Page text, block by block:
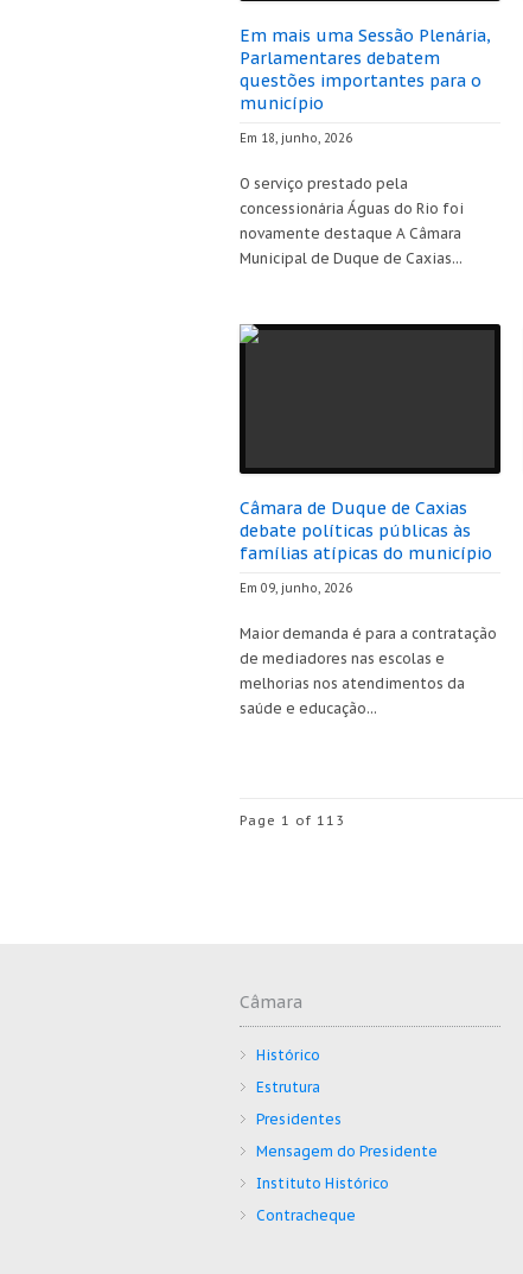
Em mais uma Sessão Plenária,
Parlamentares debatem
questões importantes para o
município
Em 18, junho, 2026
O serviço prestado pela
concessionária Águas do Rio foi
novamente destaque A Câmara
Municipal de Duque de Caxias...
Câmara de Duque de Caxias
debate políticas públicas às
famílias atípicas do município
Em 09, junho, 2026
Maior demanda é para a contratação
de mediadores nas escolas e
melhorias nos atendimentos da
saúde e educação...
Page 1 of 113
Câmara
Histórico
Estrutura
Presidentes
Mensagem do Presidente
Instituto Histórico
Contracheque